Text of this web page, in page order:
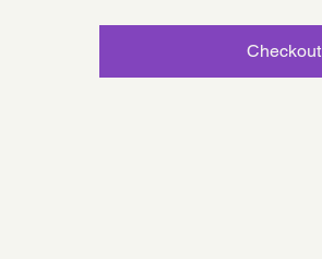
Checkout